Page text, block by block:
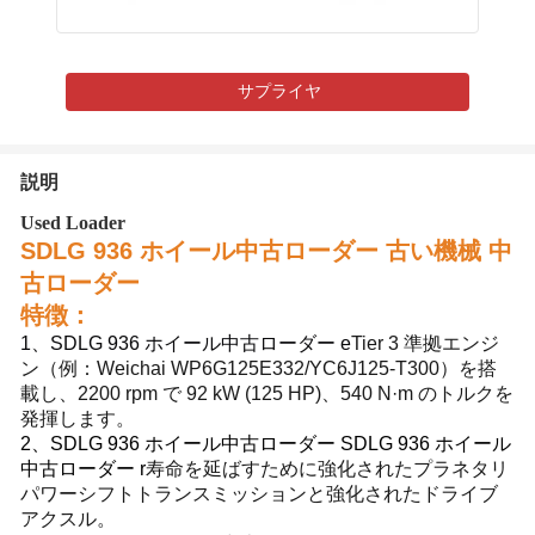
サプライヤ
説明
Used Loader
SDLG 936 ホイール中古ローダー 古い機械 中
古ローダー
特徴：
1、SDLG 936 ホイール中古ローダー eTier 3 準拠エンジ
ン（例：Weichai WP6G125E332/YC6J125-T300）を搭
載し、2200 rpm で 92 kW (125 HP)、540 N·m のトルクを
発揮します。
2、SDLG 936 ホイール中古ローダー SDLG 936 ホイール
中古ローダー r寿命を延ばすために強化されたプラネタリ
パワーシフトトランスミッションと強化されたドライブ
アクスル。